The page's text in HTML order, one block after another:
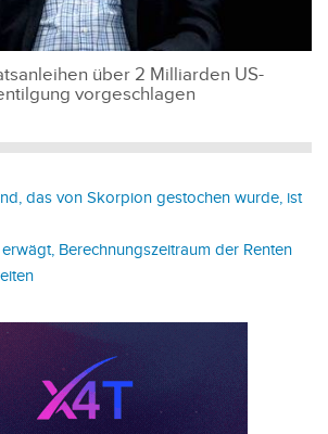
über 2 Milliarden US-
vorgeschlagen
das von Skorpion gestochen wurde, ist
erwägt, Berechnungszeitraum der Renten